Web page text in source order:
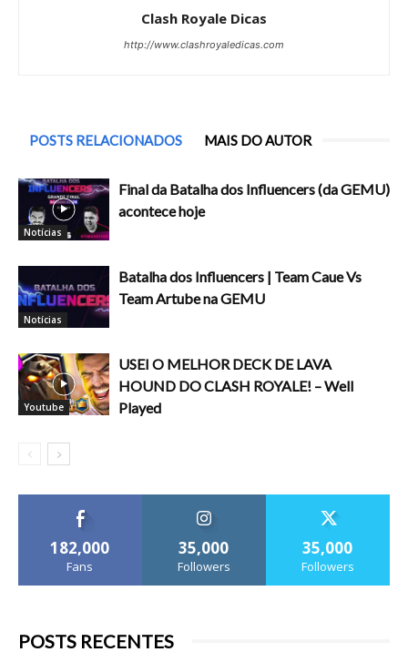
Clash Royale Dicas
http://www.clashroyaledicas.com
POSTS RELACIONADOS MAIS DO AUTOR
Notícias
Final da Batalha dos Influencers (da GEMU)
acontece hoje
Notícias
Batalha dos Influencers | Team Caue Vs
Team Artube na GEMU
Youtube
USEI O MELHOR DECK DE LAVA
HOUND DO CLASH ROYALE! – Well
Played
182,000
Fans
35,000
Followers
35,000
Followers
POSTS RECENTES